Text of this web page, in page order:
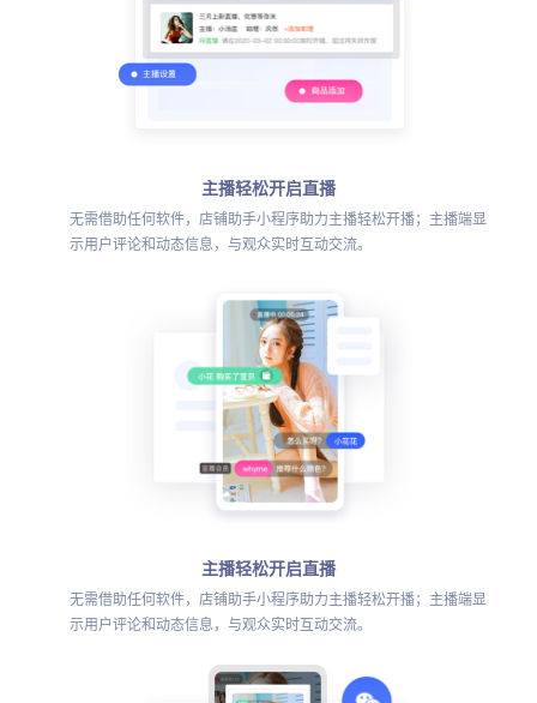
主播轻松开启直播
无需借助任何软件，店铺助手小程序助力主播轻松开播；主播端显
示用户评论和动态信息，与观众实时互动交流。
主播轻松开启直播
无需借助任何软件，店铺助手小程序助力主播轻松开播；主播端显
示用户评论和动态信息，与观众实时互动交流。